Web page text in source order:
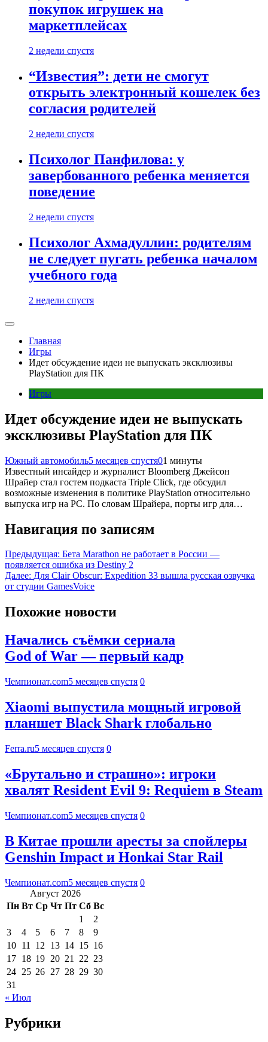
покупок игрушек на
маркетплейсах
2 недели спустя
“Известия”: дети не смогут
открыть электронный кошелек без
согласия родителей
2 недели спустя
Психолог Панфилова: у
завербованного ребенка меняется
поведение
2 недели спустя
Психолог Ахмадуллин: родителям
не следует пугать ребенка началом
учебного года
2 недели спустя
Главная
Игры
Идет обсуждение идеи не выпускать эксклюзивы
PlayStation для ПК
Игры
Идет обсуждение идеи не выпускать
эксклюзивы PlayStation для ПК
Южный автомобиль5 месяцев спустя01 минуты
Известный инсайдер и журналист Bloomberg Джейсон
Шрайер стал гостем подкаста Triple Click, где обсудил
возможные изменения в политике PlayStation относительно
выпуска игр на PC. По словам Шрайера, порты игр для…
Навигация по записям
Предыдущая: Бета Marathon не работает в России —
появляется ошибка из Destiny 2
Далее: Для Clair Obscur: Expedition 33 вышла русская озвучка
от студии GamesVoice
Похожие новости
Начались съёмки сериала
God of War — первый кадр
Чемпионат.com5 месяцев спустя 0
Xiaomi выпустила мощный игровой
планшет Black Shark глобально
Ferra.ru5 месяцев спустя 0
«Брутально и страшно»: игроки
хвалят Resident Evil 9: Requiem в Steam
Чемпионат.com5 месяцев спустя 0
В Китае прошли аресты за спойлеры
Genshin Impact и Honkai Star Rail
Чемпионат.com5 месяцев спустя 0
Август 2026
Пн Вт Ср Чт Пт Сб Вс
1
2
3
4 5 6 7 8
9
10 11 12 13 14 15 16
17 18 19 20 21 22 23
24 25 26 27 28 29 30
31
« Июл
Рубрики